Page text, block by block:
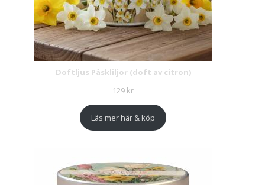
Doftljus Påskliljor (doft av citron)
129 kr
Läs mer här & köp